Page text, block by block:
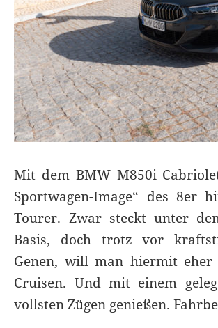
Mit dem BMW M850i
Sportwagen-Image“ des 8er
Tourer. Zwar steckt unter
Basis, doch trotz vor
Genen, will man hiermit eher
Cruisen. Und mit einem
vollsten Zügen genießen.